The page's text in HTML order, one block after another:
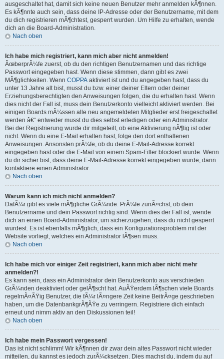
ausgeschaltet hat, damit sich keine neuen Benutzer mehr anmelden kÃ¶nnen.
Es kÃ¶nnte auch sein, dass deine IP-Adresse oder der Benutzername, mit dem
du dich registrieren mÃ¶chtest, gesperrt wurden. Um Hilfe zu erhalten, wende
dich an die Board-Administration.
Nach oben
Ich habe mich registriert, kann mich aber nicht anmelden!
ÃœberprÃ¼fe zuerst, ob du den richtigen Benutzernamen und das richtige
Passwort eingegeben hast. Wenn diese stimmen, dann gibt es zwei
MÃ¶glichkeiten. Wenn COPPA aktiviert ist und du angegeben hast, dass du
unter 13 Jahre alt bist, musst du bzw. einer deiner Eltern oder deiner
Erziehungsberechtigten den Anweisungen folgen, die du erhalten hast. Wenn
dies nicht der Fall ist, muss dein Benutzerkonto vielleicht aktiviert werden. Bei
einigen Boards mÃ¼ssen alle neu angemeldeten Mitglieder erst freigeschaltet
werden â€“ entweder musst du dies selbst erledigen oder ein Administrator.
Bei der Registrierung wurde dir mitgeteilt, ob eine Aktivierung nÃ¶tig ist oder
nicht. Wenn du eine E-Mail erhalten hast, folge den dort enthaltenen
Anweisungen. Ansonsten prÃ¼fe, ob du deine E-Mail-Adresse korrekt
eingegeben hast oder die E-Mail von einem Spam-Filter blockiert wurde. Wenn
du dir sicher bist, dass deine E-Mail-Adresse korrekt eingegeben wurde, dann
kontaktiere einen Administrator.
Nach oben
Warum kann ich mich nicht anmelden?
DafÃ¼r gibt es viele mÃ¶gliche GrÃ¼nde. PrÃ¼fe zunÃ¤chst, ob dein
Benutzername und dein Passwort richtig sind. Wenn dies der Fall ist, wende
dich an einen Board-Administrator, um sicherzugehen, dass du nicht gesperrt
wurdest. Es ist ebenfalls mÃ¶glich, dass ein Konfigurationsproblem mit der
Website vorliegt, welches ein Administrator lÃ¶sen muss.
Nach oben
Ich habe mich vor einiger Zeit registriert, kann mich aber nicht mehr
anmelden?!
Es kann sein, dass ein Administrator dein Benutzerkonto aus verschieden
GrÃ¼nden deaktiviert oder gelÃ¶scht hat. AuÃŸerdem lÃ¶schen viele Boards
regelmÃ¤ÃŸig Benutzer, die fÃ¼r lÃ¤ngere Zeit keine BeitrÃ¤ge geschrieben
haben, um die DatenbankgrÃ¶ÃŸe zu verringern. Registriere dich einfach
erneut und nimm aktiv an den Diskussionen teil!
Nach oben
Ich habe mein Passwort vergessen!
Das ist nicht schlimm! Wir kÃ¶nnen dir zwar dein altes Passwort nicht wieder
mitteilen, du kannst es jedoch zurÃ¼cksetzen. Dies machst du, indem du auf